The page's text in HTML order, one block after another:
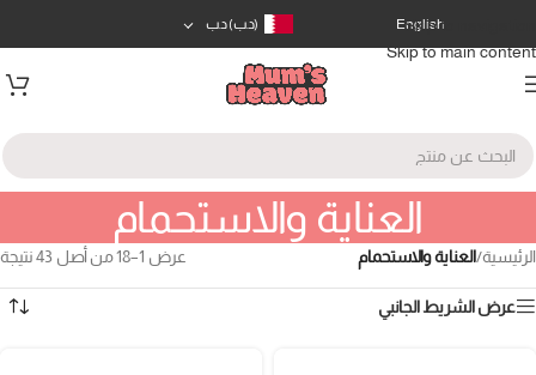
Skip to navigation
Skip to main content
English (د.ب)د.ب
العناية والاستحمام
الرئيسية/العناية والاستحمام عرض 1–18 من أصل 43 نتيجة
عرض الشريط الجانبي